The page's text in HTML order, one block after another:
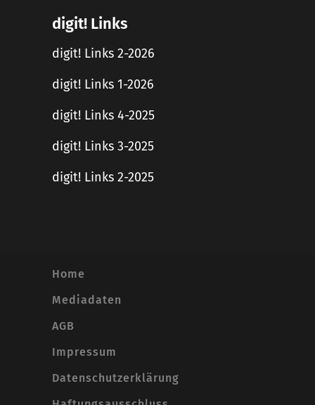
digit! Links
digit! Links 2-2026
digit! Links 1-2026
digit! Links 4-2025
digit! Links 3-2025
digit! Links 2-2025
Home
Mediadaten
AGB
Impressum
Datenschutzerklärung